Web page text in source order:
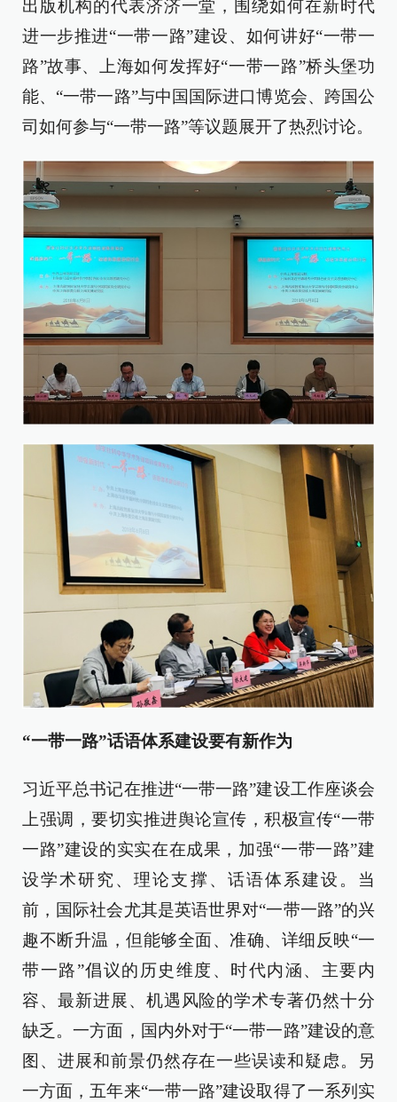
出版机构的代表济济一堂，围绕如何在新时代
进一步推进“一带一路”建设、如何讲好“一带一
路”故事、上海如何发挥好“一带一路”桥头堡功
能、“一带一路”与中国国际进口博览会、跨国公
司如何参与“一带一路”等议题展开了热烈讨论。
“一带一路”话语体系建设要有新作为
习近平总书记在推进“一带一路”建设工作座谈会
上强调，要切实推进舆论宣传，积极宣传“一带
一路”建设的实实在在成果，加强“一带一路”建
设学术研究、理论支撑、话语体系建设。当
前，国际社会尤其是英语世界对“一带一路”的兴
趣不断升温，但能够全面、准确、详细反映“一
带一路”倡议的历史维度、时代内涵、主要内
容、最新进展、机遇风险的学术专著仍然十分
缺乏。一方面，国内外对于“一带一路”建设的意
图、进展和前景仍然存在一些误读和疑虑。另
一方面，五年来“一带一路”建设取得了一系列实